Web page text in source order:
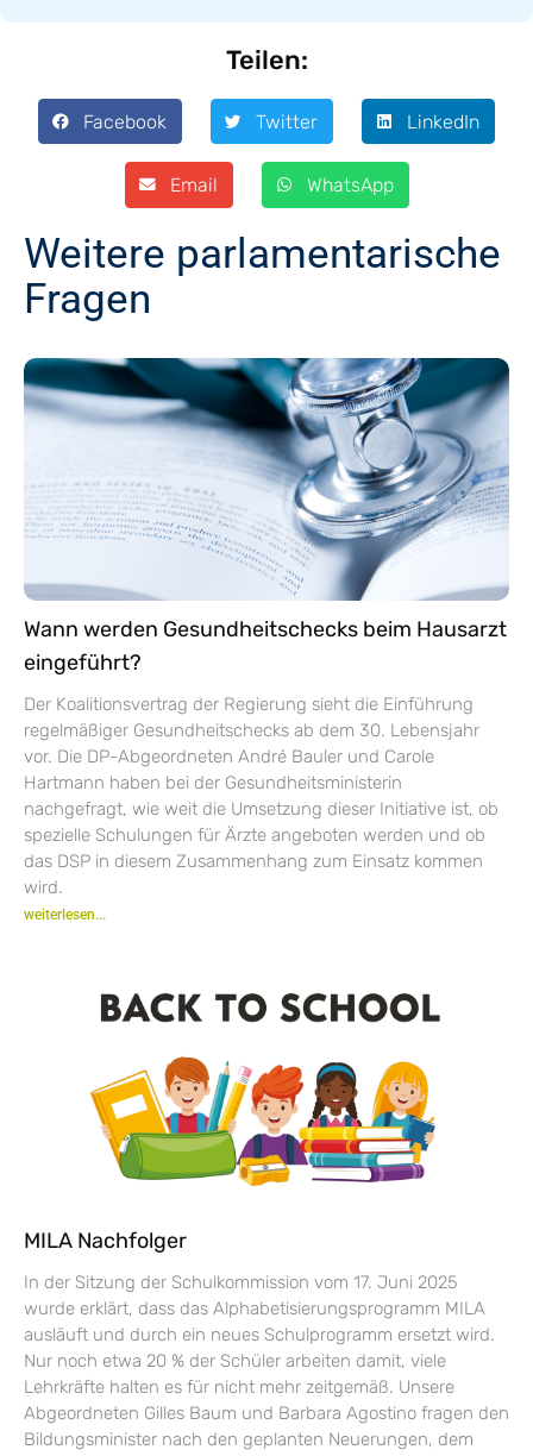
Teilen:
Facebook Twitter LinkedIn
Email WhatsApp
Weitere parlamentarische
Fragen
Wann werden Gesundheitschecks beim Hausarzt
eingeführt?
Der Koalitionsvertrag der Regierung sieht die Einführung
regelmäßiger Gesundheitschecks ab dem 30. Lebensjahr
vor. Die DP-Abgeordneten André Bauler und Carole
Hartmann haben bei der Gesundheitsministerin
nachgefragt, wie weit die Umsetzung dieser Initiative ist, ob
spezielle Schulungen für Ärzte angeboten werden und ob
das DSP in diesem Zusammenhang zum Einsatz kommen
wird.
weiterlesen...
MILA Nachfolger
In der Sitzung der Schulkommission vom 17. Juni 2025
wurde erklärt, dass das Alphabetisierungsprogramm MILA
ausläuft und durch ein neues Schulprogramm ersetzt wird.
Nur noch etwa 20 % der Schüler arbeiten damit, viele
Lehrkräfte halten es für nicht mehr zeitgemäß. Unsere
Abgeordneten Gilles Baum und Barbara Agostino fragen den
Bildungsminister nach den geplanten Neuerungen, dem